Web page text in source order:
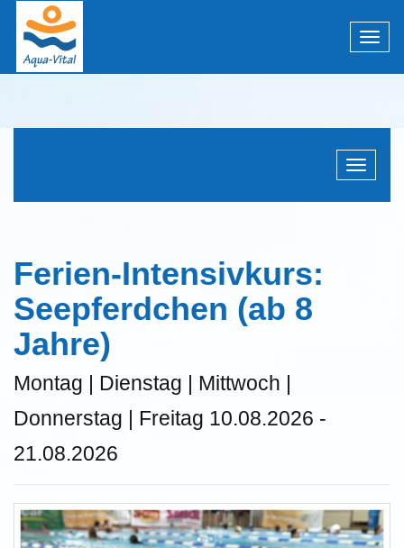
Menü
Ferien-Intensivkurs:
Seepferdchen (ab 8
Jahre)
Montag | Dienstag | Mittwoch |
Donnerstag | Freitag 10.08.2026 -
21.08.2026